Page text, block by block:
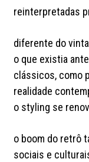
reinterpretadas
diferente do
o que existia
clássicos, como
realidade
o styling se
o boom do retrô
sociais e